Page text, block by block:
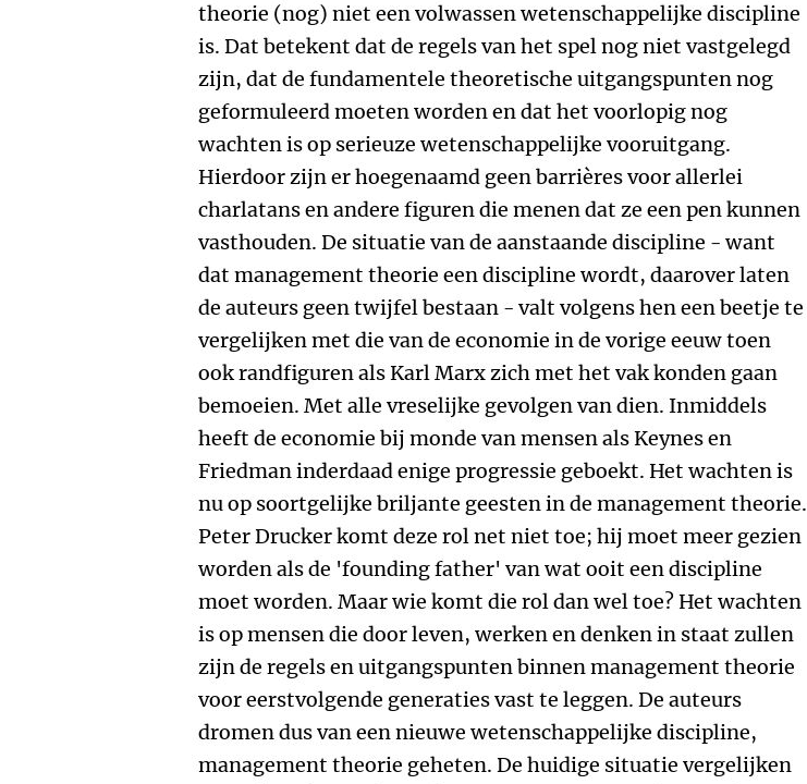
theorie (nog) niet een volwassen wetenschappelijke discipline
is. Dat betekent dat de regels van het spel nog niet vastgelegd
zijn, dat de fundamentele theoretische uitgangspunten nog
geformuleerd moeten worden en dat het voorlopig nog
wachten is op serieuze wetenschappelijke vooruitgang.
Hierdoor zijn er hoegenaamd geen barrières voor allerlei
charlatans en andere figuren die menen dat ze een pen kunnen
vasthouden. De situatie van de aanstaande discipline - want
dat management theorie een discipline wordt, daarover laten
de auteurs geen twijfel bestaan - valt volgens hen een beetje te
vergelijken met die van de economie in de vorige eeuw toen
ook randfiguren als Karl Marx zich met het vak konden gaan
bemoeien. Met alle vreselijke gevolgen van dien. Inmiddels
heeft de economie bij monde van mensen als Keynes en
Friedman inderdaad enige progressie geboekt. Het wachten is
nu op soortgelijke briljante geesten in de management theorie.
Peter Drucker komt deze rol net niet toe; hij moet meer gezien
worden als de 'founding father' van wat ooit een discipline
moet worden. Maar wie komt die rol dan wel toe? Het wachten
is op mensen die door leven, werken en denken in staat zullen
zijn de regels en uitgangspunten binnen management theorie
voor eerstvolgende generaties vast te leggen. De auteurs
dromen dus van een nieuwe wetenschappelijke discipline,
management theorie geheten. De huidige situatie vergelijken